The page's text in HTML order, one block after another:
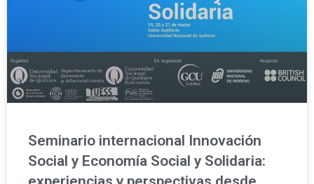
Seminario internacional Innovación
Social y Economía Social y Solidaria: